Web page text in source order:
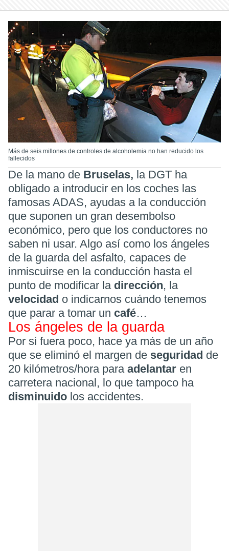
Más de seis millones de controles de alcoholemia no han reducido los
fallecidos
De la mano de Bruselas, la DGT ha
obligado a introducir en los coches las
famosas ADAS, ayudas a la conducción
que suponen un gran desembolso
económico, pero que los conductores no
saben ni usar. Algo así como los ángeles
de la guarda del asfalto, capaces de
inmiscuirse en la conducción hasta el
punto de modificar la dirección, la
velocidad o indicarnos cuándo tenemos
que parar a tomar un café…
Los ángeles de la guarda
Por si fuera poco, hace ya más de un año
que se eliminó el margen de seguridad de
20 kilómetros/hora para adelantar en
carretera nacional, lo que tampoco ha
disminuido los accidentes.